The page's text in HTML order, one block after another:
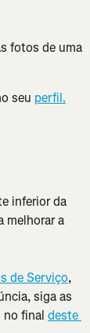
fotos de uma
seu perfil.
inferior da
melhorar a
de Serviço,
siga as
no final deste